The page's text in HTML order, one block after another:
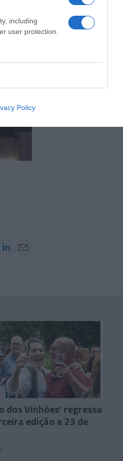
including
user protection.
Policy
dos Vinhões' regressa
edição a 23 de